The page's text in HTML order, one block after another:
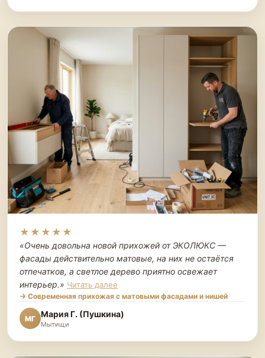
★★★★★
«Очень довольна новой прихожей от ЭКОЛЮКС —
фасады действительно матовые, на них не остаётся
отпечатков, а светлое дерево приятно освежает
интерьер.» Читать далее
→ Современная прихожая с матовыми фасадами и нишей
МГ Мария Г. (Пушкина)
Мытищи